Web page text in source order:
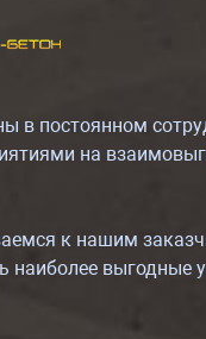
в постоянном
на
к нашим
наиболее выгодные